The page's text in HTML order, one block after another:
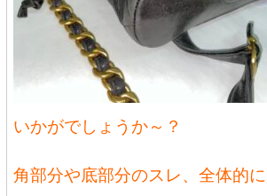
いかがでしょうか～？
角部分や底部分のスレ、全体的